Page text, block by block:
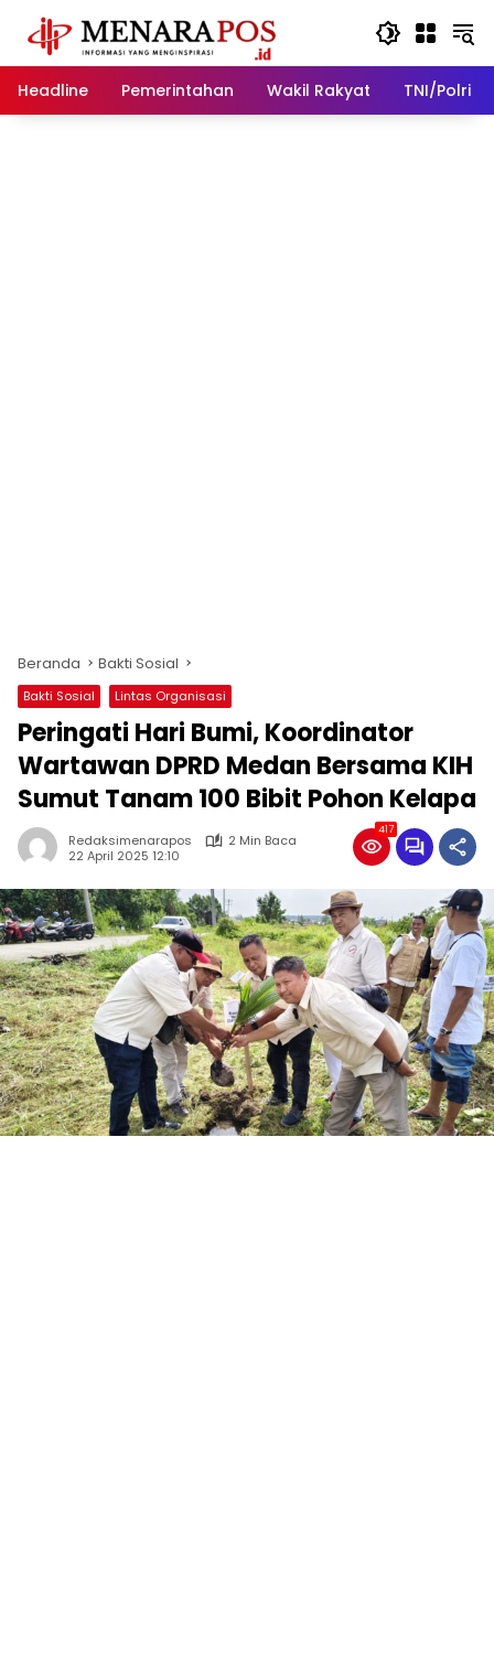
konten
Headline
Pemerintahan Wakil Rakyat TNI/Polri
Beranda Bakti Sosial
Bakti Sosial Lintas Organisasi
Peringati Hari Bumi, Koordinator
Wartawan DPRD Medan Bersama KIH
Sumut Tanam 100 Bibit Pohon Kelapa
Redaksimenarapos
2 Min Baca
22 April 2025 12:10
417